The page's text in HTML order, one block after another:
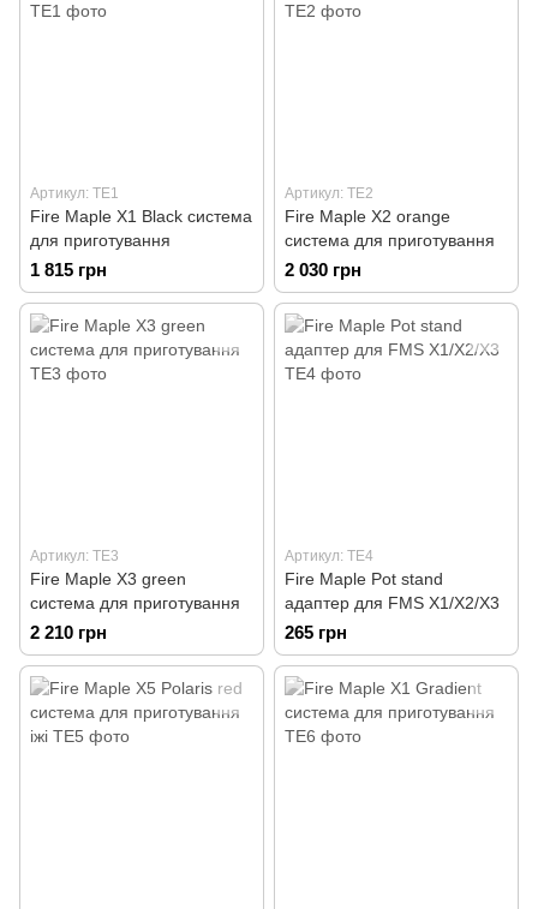
Артикул: TE1
Fire Maple X1 Black система
для приготування
1 815 грн
Артикул: TE2
Fire Maple X2 orange
система для приготування
2 030 грн
Артикул: TE3
Fire Maple X3 green
система для приготування
2 210 грн
Артикул: TE4
Fire Maple Pot stand
адаптер для FMS Х1/Х2/Х3
265 грн